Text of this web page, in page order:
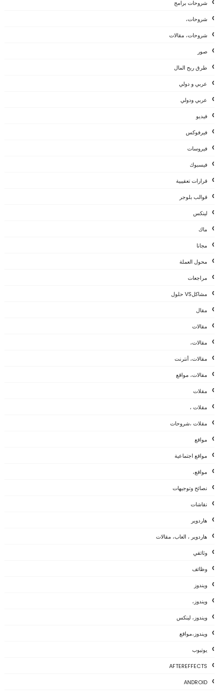
شروحات برامج
شروحات،
شروحات، مقالات
صور
طرق ربح المال
عربي و دولي
عربي ودولي
فيديو
فيرفوكس
فيروسات
فيسبوك
قرارات تعقيبية
قوالب بلوجر
لينكس
ماك
مجانا
محول العملة
مراجعات
مشاكلVS حلول
مقال
مقالات
مقالات،
مقالات، أنترنت
مقالات، مواقع
مقلات
مقلات ،
مقلات ،شروحات
مواقع
مواقع اجتماعية
مواقع،
نصائح وتوجيهات
نقاشات
هاردوير
هاردوير ، العاب، مقالات
وثائقي
وظائف
ويندوز
ويندوز،
ويندوز، لينكس
ويندوز،مواقع
يوتيوب
AFTEREFFECTS
ANDROID